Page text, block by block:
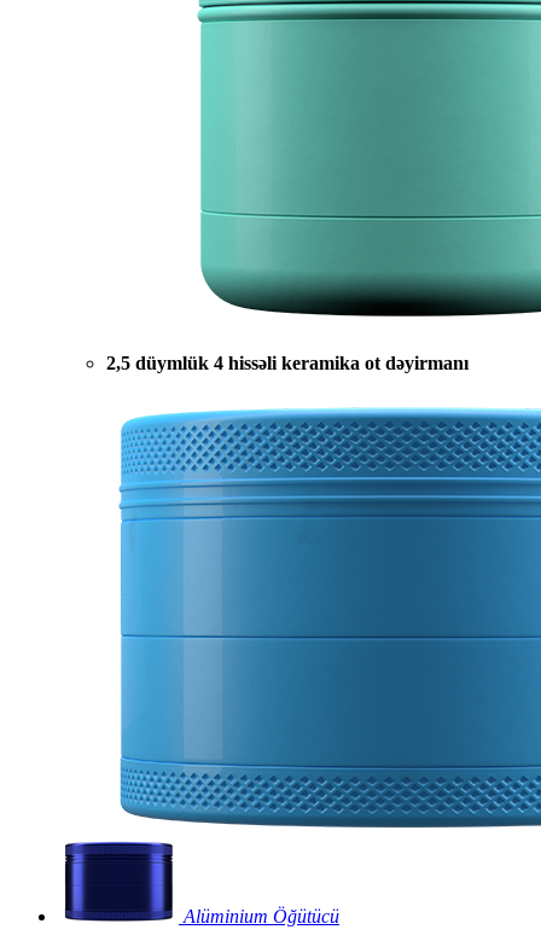
2,5 düymlük 4 hissəli keramika ot dəyirmanı
Alüminium Öğütücü